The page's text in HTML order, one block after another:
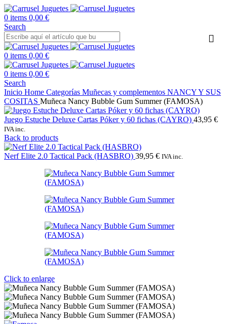
0 items 0,00 €
Search
0 items 0,00 €
0 items 0,00 €
Search
Inicio Home Categorías Muñecas y complementos NANCY Y SUS
COSITAS Muñeca Nancy Bubble Gum Summer (FAMOSA)
Juego Estuche Deluxe Cartas Póker y 60 fichas (CAYRO) 43,95 €
IVA inc.
Back to products
Nerf Elite 2.0 Tactical Pack (HASBRO) 39,95 € IVA inc.
Click to enlarge